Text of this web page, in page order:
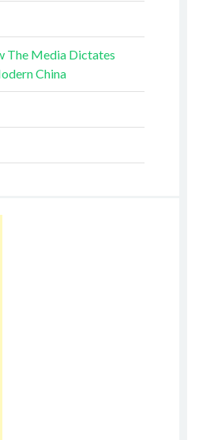
The Media Dictates
China